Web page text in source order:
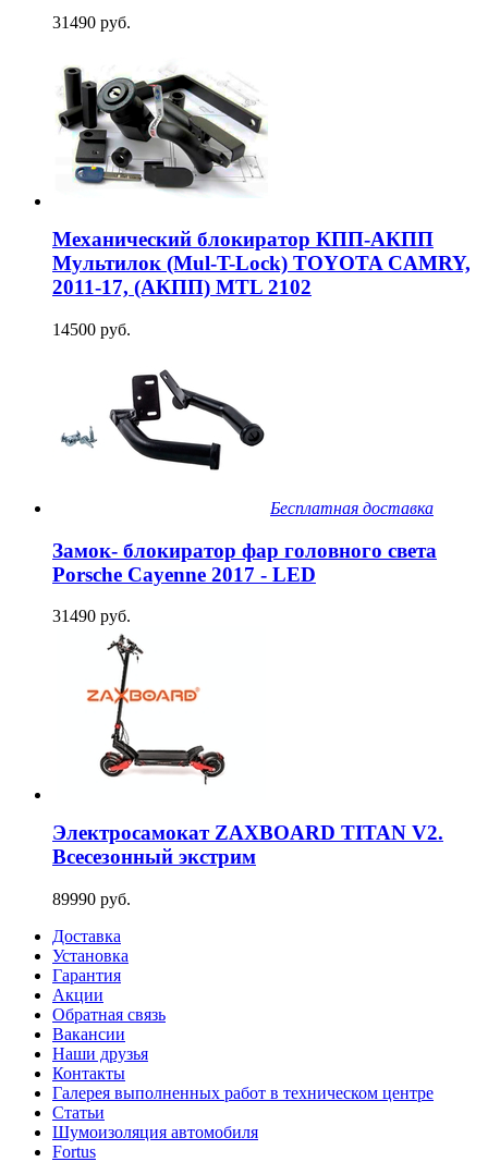
31490 руб.
Механический блокиратор КПП-АКПП
Мультилок (Mul-T-Lock) TOYOTA CAMRY,
2011-17, (АКПП) MTL 2102
14500 руб.
Бесплатная доставка
Замок- блокиратор фар головного света
Porsche Cayenne 2017 - LED
31490 руб.
Электросамокат ZAXBOARD TITAN V2.
Всесезонный экстрим
89990 руб.
Доставка
Установка
Гарантия
Акции
Обратная связь
Вакансии
Наши друзья
Контакты
Галерея выполненных работ в техническом центре
Статьи
Шумоизоляция автомобиля
Fortus